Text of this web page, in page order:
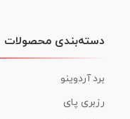
دسته‌بندی محصولات
برد آردوینو
رزبری پای